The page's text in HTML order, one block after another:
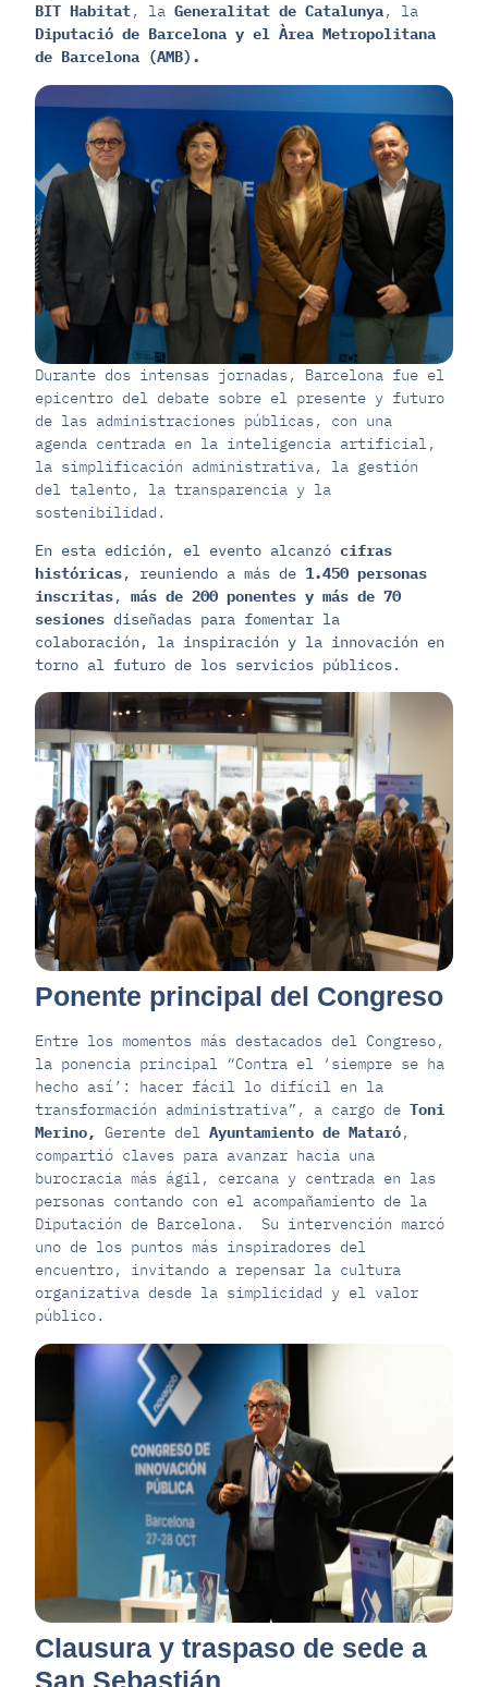
BIT Habitat, laGeneralitat de Catalunya, la
Diputació de Barcelona y el Àrea Metropolitana
de Barcelona (AMB).
Durante dos intensas jornadas, Barcelona fue el
epicentro del debate sobre el presente y futuro
de las administraciones públicas, con una
agenda centrada en la inteligencia artificial,
la simplificación administrativa, la gestión
del talento, la transparencia y la
sostenibilidad.
En esta edición, el evento alcanzócifras
históricas, reuniendo a más de 1.450 personas
inscritas,más de 200 ponentes y más de 70
sesionesdiseñadas para fomentar la
colaboración, la inspiración y la innovación en
torno al futuro de los servicios públicos.
Ponente principal del Congreso
Entre los momentos más destacados del Congreso,
la ponencia principal “Contra el ‘siempre se ha
hecho así’: hacer fácil lo difícil en la
transformación administrativa”, a cargo deToni
Merino,
Gerente del Ayuntamiento de Mataró,
compartió claves para avanzar hacia una
burocracia más ágil, cercana y centrada en las
personas contando con el acompañamiento de la
Diputación de Barcelona. Su intervención marcó
uno de los puntos más inspiradores del
encuentro, invitando a repensar la cultura
organizativa desde la simplicidad y el valor
público.
Clausura y traspaso de sede a
San Sebastián